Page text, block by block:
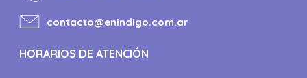
contacto@enindigo.com.ar
HORARIOS DE ATENCIÓN